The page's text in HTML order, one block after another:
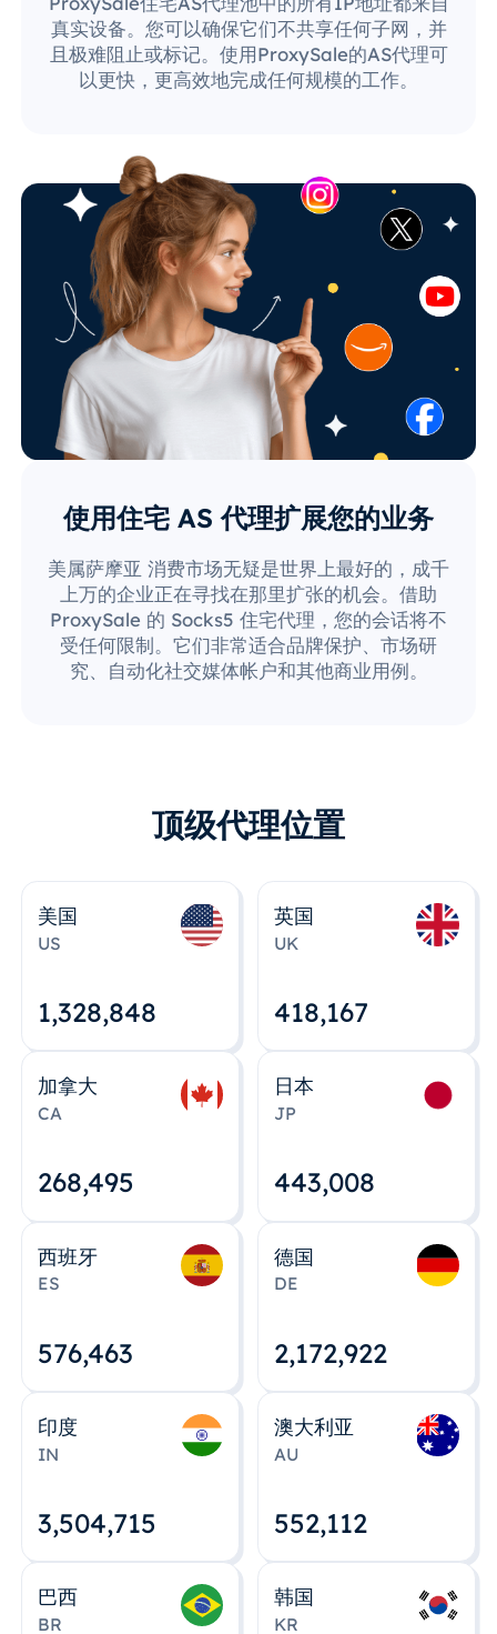
真实设备。您可以确保它们不共享任何子网，并
且极难阻止或标记。使用ProxySale的AS代理可
以更快，更高效地完成任何规模的工作。
使用住宅 AS 代理扩展您的业务
美属萨摩亚 消费市场无疑是世界上最好的，成千
上万的企业正在寻找在那里扩张的机会。借助
ProxySale 的 Socks5 住宅代理，您的会话将不
受任何限制。它们非常适合品牌保护、市场研
究、自动化社交媒体帐户和其他商业用例。
顶级代理位置
美国
US
1,328,848
英国
UK
418,167
加拿大
CA
268,495
日本
JP
443,008
西班牙
ES
576,463
德国
DE
2,172,922
印度
IN
3,504,715
澳大利亚
AU
552,112
巴西
BR
韩国
KR